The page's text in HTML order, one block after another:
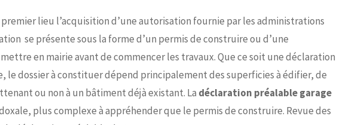
premier lieu l’acquisition d’une autorisation fournie par les administrations
se présente sous la forme d’un permis de construire ou d’une
en mairie avant de commencer les travaux. Que ce soit une déclaration
le dossier à constituer dépend principalement des superficies à édifier, de
ou non à un bâtiment déjà existant. La déclaration préalable garage
plus complexe à appréhender que le permis de construire. Revue des